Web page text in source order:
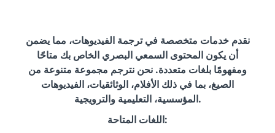
نقدم خدمات متخصصة في ترجمة الفيديوهات، مما يضمن
أن يكون المحتوى السمعي البصري الخاص بك متاحًا
ومفهومًا بلغات متعددة. نحن نترجم مجموعة متنوعة من
الصيغ، بما في ذلك الأفلام، الوثائقيات، الفيديوهات
المؤسسية، التعليمية والترويجية.
اللغات المتاحة: